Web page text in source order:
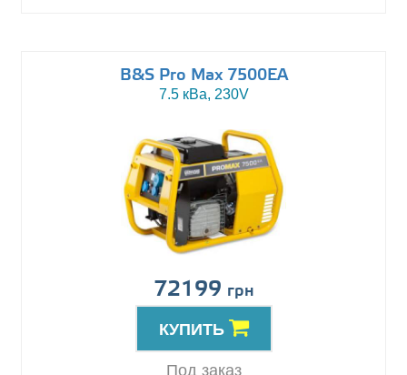
B&S Pro Max 7500EA
7.5 кВа, 230V
72199 грн
КУПИТЬ
Под заказ